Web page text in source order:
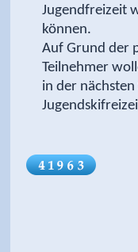
Jugendfreizeit
können.
Auf Grund der
Teilnehmer
in der